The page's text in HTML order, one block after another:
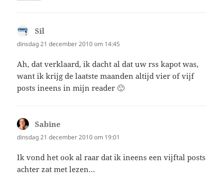
Sil
dinsdag 21 december 2010 om 14:45
Ah, dat verklaard, ik dacht al dat uw rss kapot was,
want ik krijg de laatste maanden altijd vier of vijf
posts ineens in mijn reader 🙂
Sabine
dinsdag 21 december 2010 om 19:01
Ik vond het ook al raar dat ik ineens een vijftal posts
achter zat met lezen…